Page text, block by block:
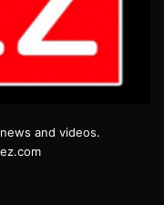
and videos.